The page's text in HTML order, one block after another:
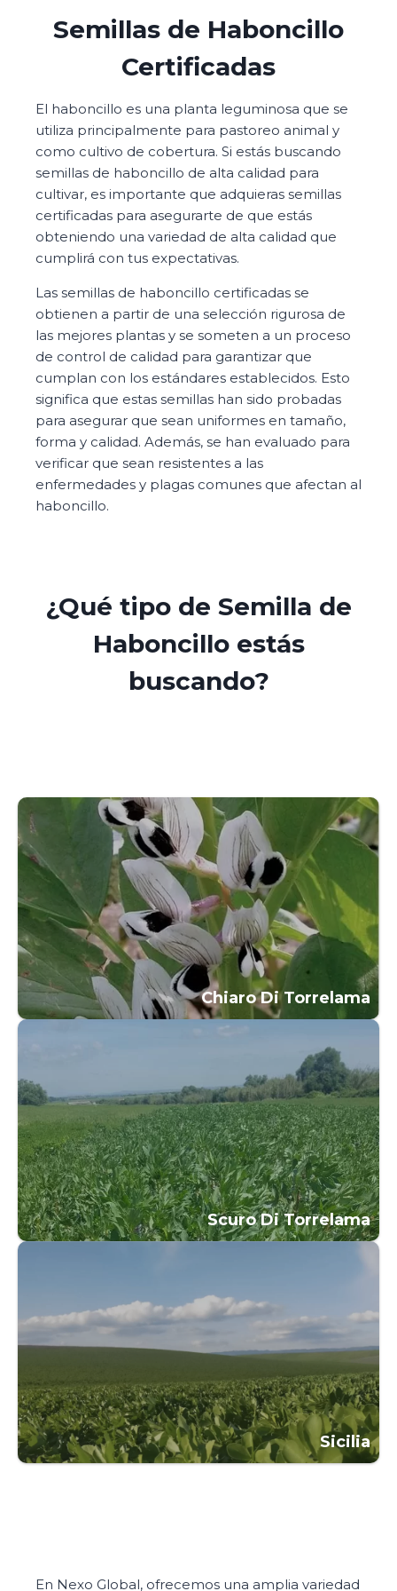
Semillas de Haboncillo
Certificadas
El haboncillo es una planta leguminosa que se
utiliza principalmente para pastoreo animal y
como cultivo de cobertura. Si estás buscando
semillas de haboncillo de alta calidad para
cultivar, es importante que adquieras semillas
certificadas para asegurarte de que estás
obteniendo una variedad de alta calidad que
cumplirá con tus expectativas.
Las semillas de haboncillo certificadas se
obtienen a partir de una selección rigurosa de
las mejores plantas y se someten a un proceso
de control de calidad para garantizar que
cumplan con los estándares establecidos. Esto
significa que estas semillas han sido probadas
para asegurar que sean uniformes en tamaño,
forma y calidad. Además, se han evaluado para
verificar que sean resistentes a las
enfermedades y plagas comunes que afectan al
haboncillo.
¿Qué tipo de Semilla de
Haboncillo estás
buscando?
Chiaro Di Torrelama
Scuro Di Torrelama
Sicilia
En Nexo Global, ofrecemos una amplia variedad